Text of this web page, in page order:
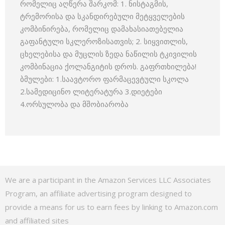
რომელიც აღწერა შარკომ: 1. ნისტაგმის,
ტრემორისა და სკანდირებული მეტყველების
კომბინირება, რომელიც დამახასიათებელია
გაფანტული სკლეროზისათვის; 2. სიყვითლის,
ცხელებისა და მუცლის ზედა ნაწილის ტკივილის
კომბინაცია ქოლანგიტის დროს. გაფრთხილება!
ბმულები: 1.საავტორო ფარმაცევტული სკოლა
2.სამედიცინო ლიტერატურა 3.დიეტები
4.ორსულობა და მშობიარობა
We are a participant in the Amazon Services LLC Associates
Program, an affiliate advertising program designed to
provide a means for us to earn fees by linking to Amazon.com
and affiliated sites